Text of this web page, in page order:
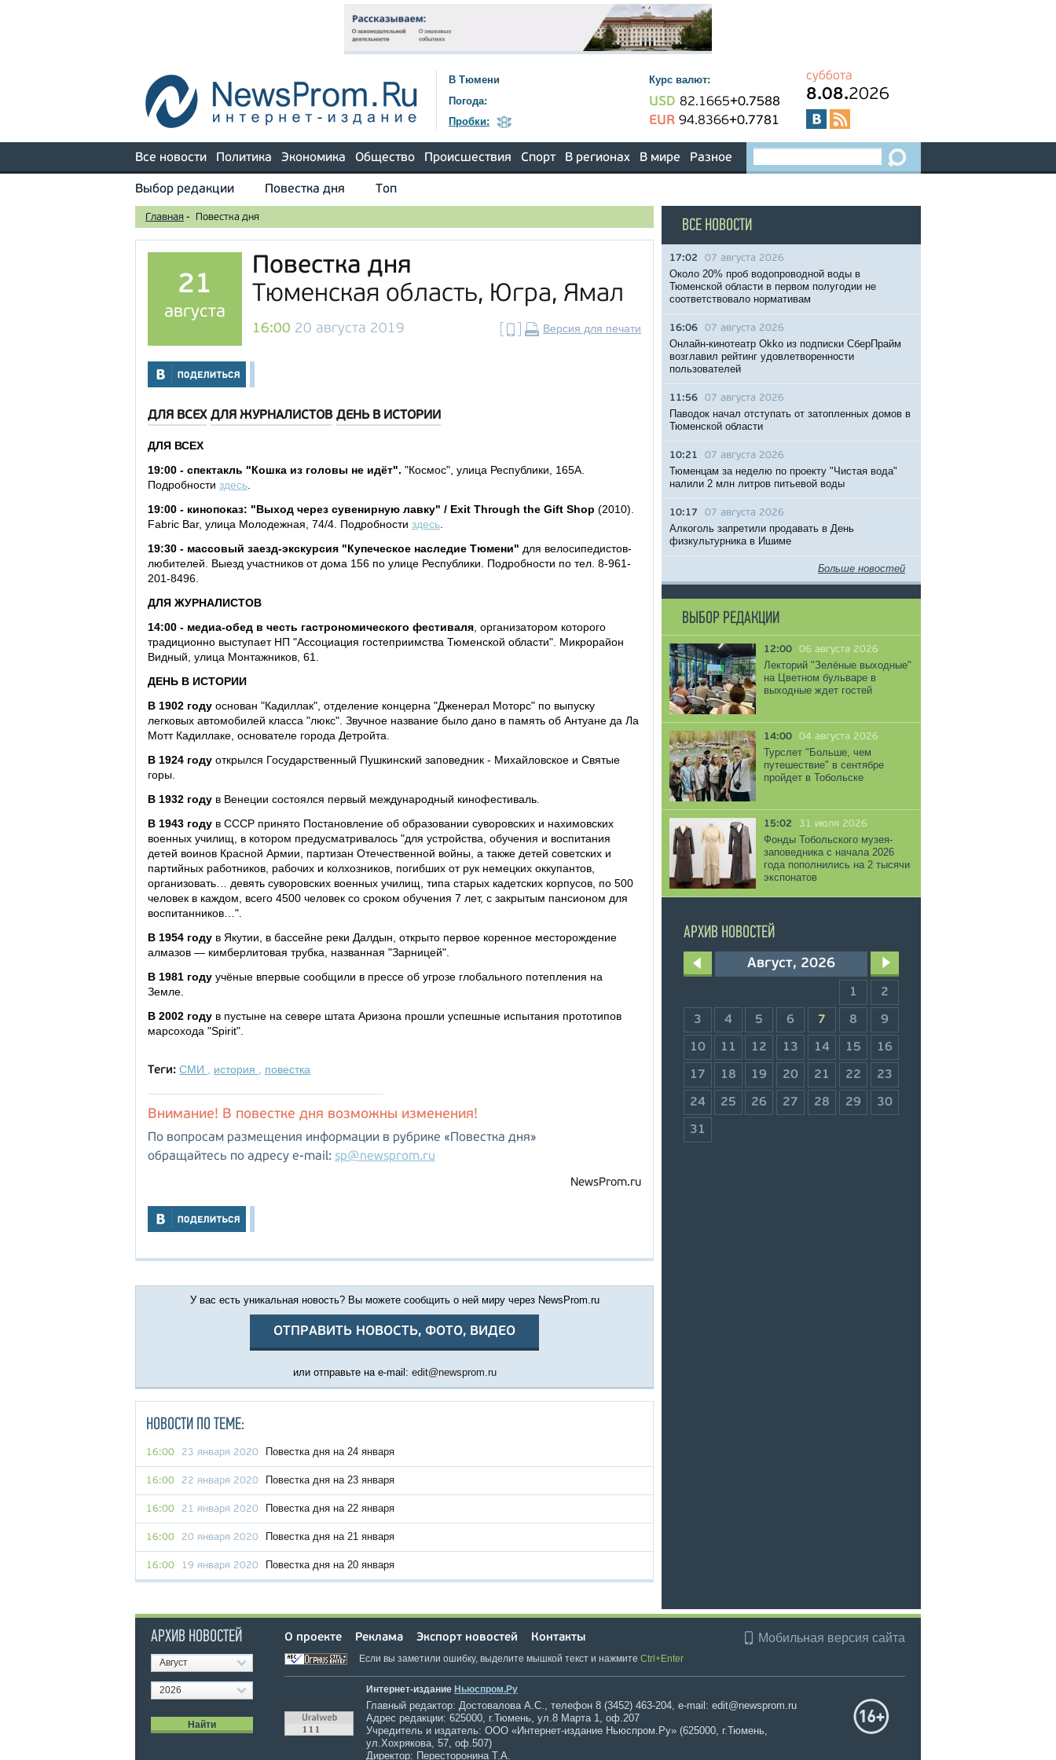
В Тюмени
Погода:
Пробки:
Курс валют:
USD 82.1665+0.7588
EUR 94.8366+0.7781
суббота
8.08.2026
Все новости Политика Экономика Общество Происшествия Спорт В регионах В мире Разное
Выбор редакции Повестка дня Топ
Главная - Повестка дня
21
августа
Повестка дня
Тюменская область, Югра, Ямал
16:00 20 августа 2019 Версия для печати
ДЛЯ ВСЕХ ДЛЯ ЖУРНАЛИСТОВ ДЕНЬ В ИСТОРИИ
ДЛЯ ВСЕХ
19:00 - спектакль "Кошка из головы не идёт". "Космос", улица Республики, 165А.
Подробности здесь
19:00 - кинопоказ: "Выход через сувенирную лавку" / Exit Through the Gift Shop (2010).
Fabric Bar, улица Молодежная, 74/4. Подробности здесь
19:30 - массовый заезд-экскурсия "Купеческое наследие Тюмени" для велосипедистов-
любителей. Выезд участников от дома 156 по улице Республики. Подробности по тел. 8-961-
201-8496.
ДЛЯ ЖУРНАЛИСТОВ
14:00 - медиа-обед в честь гастрономического фестиваля , организатором которого
традиционно выступает НП "Ассоциация гостеприимства Тюменской области". Микрорайон
Видный, улица Монтажников, 61.
ДЕНЬ В ИСТОРИИ
В 1902 году основан "Кадиллак", отделение концерна "Дженерал Моторс" по выпуску
легковых автомобилей класса "люкс". Звучное название было дано в память об Антуане да Ла
Мотт Кадиллаке, основателе города Детройта.
В 1924 году открылся Государственный Пушкинский заповедник - Михайловское и Святые
горы.
В 1932 году в Венеции состоялся первый международный кинофестиваль.
В 1943 году в СССР принято Постановление об образовании суворовских и нахимовских
военных училищ, в котором предусматривалось "для устройства, обучения и воспитания
детей воинов Красной Армии, партизан Отечественной войны, а также детей советских и
партийных работников, рабочих и колхозников, погибших от рук немецких оккупантов,
организовать… девять суворовских военных училищ, типа старых кадетских корпусов, по 500
человек в каждом, всего 4500 человек со сроком обучения 7 лет, с закрытым пансионом для
воспитанников…".
В 1954 году в Якутии, в бассейне реки Далдын, открыто первое коренное месторождение
алмазов — кимберлитовая трубка, названная "Зарницей".
В 1981 году учёные впервые сообщили в прессе об угрозе глобального потепления на
Земле.
В 2002 году в пустыне на севере штата Аризона прошли успешные испытания прототипов
марсохода "Spirit".
Теги: СМИ история повестка
Внимание! В повестке дня возможны изменения!
По вопросам размещения информации в рубрике «Повестка дня»
обращайтесь по адресу e-mail: sp@newsprom.ru
NewsProm.ru
У вас есть уникальная новость? Вы можете сообщить о ней миру через NewsProm.ru
ОТПРАВИТЬ НОВОСТЬ, ФОТО, ВИДЕО
или отправьте на e-mail: edit@newsprom.ru
НОВОСТИ ПО ТЕМЕ:
16:00 23 января 2020 Повестка дня на 24 января
16:00 22 января 2020 Повестка дня на 23 января
16:00 21 января 2020 Повестка дня на 22 января
16:00 20 января 2020 Повестка дня на 21 января
16:00 19 января 2020 Повестка дня на 20 января
ВСЕ НОВОСТИ
17:02 07 августа 2026
Около 20% проб водопроводной воды в
Тюменской области в первом полугодии не
соответствовало нормативам
16:06 07 августа 2026
Онлайн-кинотеатр Okko из подписки СберПрайм
возглавил рейтинг удовлетворенности
пользователей
11:56 07 августа 2026
Паводок начал отступать от затопленных домов в
Тюменской области
10:21 07 августа 2026
Тюменцам за неделю по проекту "Чистая вода"
налили 2 млн литров питьевой воды
10:17 07 августа 2026
Алкоголь запретили продавать в День
физкультурника в Ишиме
Больше новостей
ВЫБОР РЕДАКЦИИ
12:00 06 августа 2026
Лекторий "Зелёные выходные"
на Цветном бульваре в
выходные ждет гостей
14:00 04 августа 2026
Турслет "Больше, чем
путешествие" в сентябре
пройдет в Тобольске
15:02 31 июля 2026
Фонды Тобольского музея-
заповедника с начала 2026
года пополнились на 2 тысячи
экспонатов
АРХИВ НОВОСТЕЙ
Август, 2026
1 2
3 4 5 6 7 8 9
10 11 12 13 14 15 16
17 18 19 20 21 22 23
24 25 26 27 28 29 30
31
АРХИВ НОВОСТЕЙ
Август
2026
О проекте Реклама Экспорт новостей Контакты Мобильная версия сайта
Если вы заметили ошибку, выделите мышкой текст и нажмите Ctrl+Enter
Интернет-издание Ньюспром.Ру
Главный редактор: Достовалова А.С., телефон 8 (3452) 463-204, e-mail: edit@newsprom.ru
Адрес редакции: 625000, г.Тюмень, ул.8 Марта 1, оф.207
Учредитель и издатель: ООО «Интернет-издание Ньюспром.Ру» (625000, г.Тюмень,
ул.Хохрякова, 57, оф.507)
Директор: Пересторонина Т.А.